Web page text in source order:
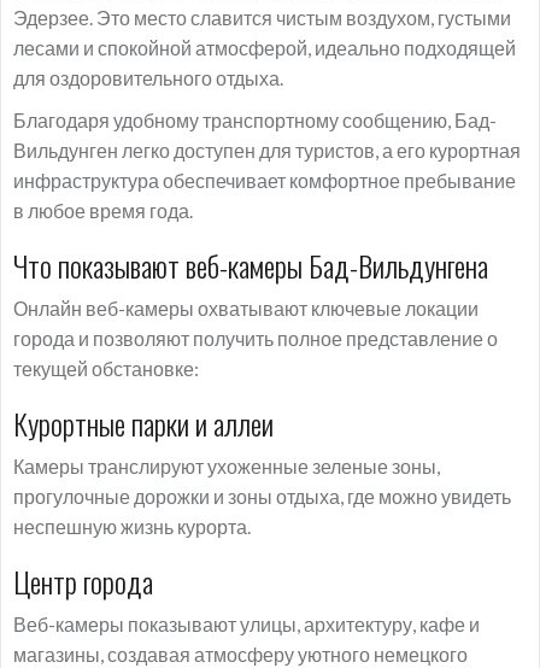
Эдерзее. Это место славится чистым воздухом, густыми
лесами и спокойной атмосферой, идеально подходящей
для оздоровительного отдыха.
Благодаря удобному транспортному сообщению, Бад-
Вильдунген легко доступен для туристов, а его курортная
инфраструктура обеспечивает комфортное пребывание
в любое время года.
Что показывают веб-камеры Бад-Вильдунгена
Онлайн веб-камеры охватывают ключевые локации
города и позволяют получить полное представление о
текущей обстановке:
Курортные парки и аллеи
Камеры транслируют ухоженные зеленые зоны,
прогулочные дорожки и зоны отдыха, где можно увидеть
неспешную жизнь курорта.
Центр города
Веб-камеры показывают улицы, архитектуру, кафе и
магазины, создавая атмосферу уютного немецкого